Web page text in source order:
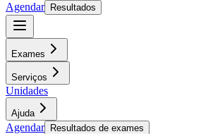
Agendar
Resultados
Exames
Serviços
Unidades
Ajuda
Agendar Resultados de exames